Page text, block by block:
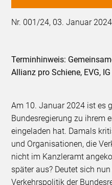
Nr. 001/24, 03. Januar 2024
Terminhinweis:
Allianz pro Schiene, EVG,
Am 10. Januar 2024 ist es
Bundesregierung zu ihrem
eingeladen hat. Damals
und Organisationen, die
nicht im Kanzleramt
später aus? Deutet sich
Verkehrspolitik der